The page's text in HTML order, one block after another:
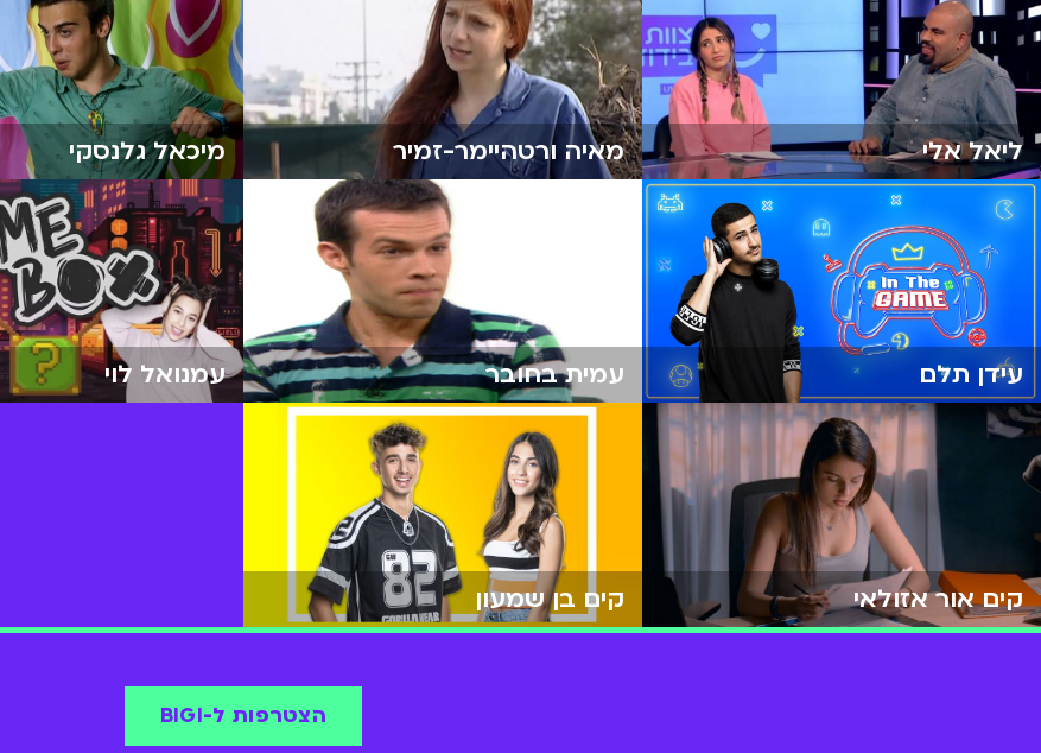
ליאל אלי מאיה ורטהיימר-זמיר מיכאל גלנסקי
עידן תלם עמית בחובר עמנואל לוי
קים אור אזולאי קים בן שמעון
הצטרפות ל-BIGI